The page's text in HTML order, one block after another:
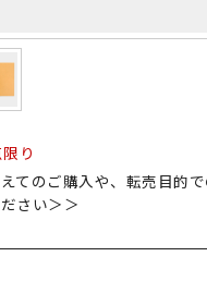
り
てのご購入や、転売目的
さい＞＞